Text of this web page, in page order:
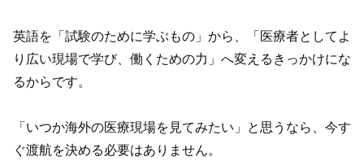
英語を「試験のために学ぶもの」から、「医療者としてよ
り広い現場で学び、働くための力」へ変えるきっかけにな
るからです。
「いつか海外の医療現場を見てみたい」と思うなら、今す
ぐ渡航を決める必要はありません。